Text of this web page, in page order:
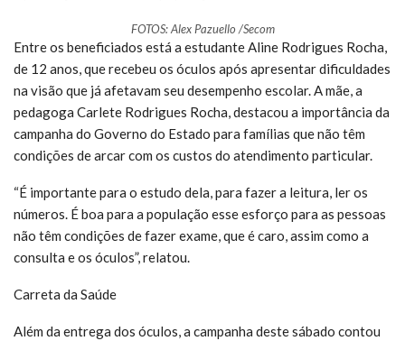
FOTOS: Alex Pazuello /Secom
Entre os beneficiados está a estudante Aline Rodrigues Rocha,
de 12 anos, que recebeu os óculos após apresentar dificuldades
na visão que já afetavam seu desempenho escolar. A mãe, a
pedagoga Carlete Rodrigues Rocha, destacou a importância da
campanha do Governo do Estado para famílias que não têm
condições de arcar com os custos do atendimento particular.
“É importante para o estudo dela, para fazer a leitura, ler os
números. É boa para a população esse esforço para as pessoas
não têm condições de fazer exame, que é caro, assim como a
consulta e os óculos”, relatou.
Carreta da Saúde
Além da entrega dos óculos, a campanha deste sábado contou